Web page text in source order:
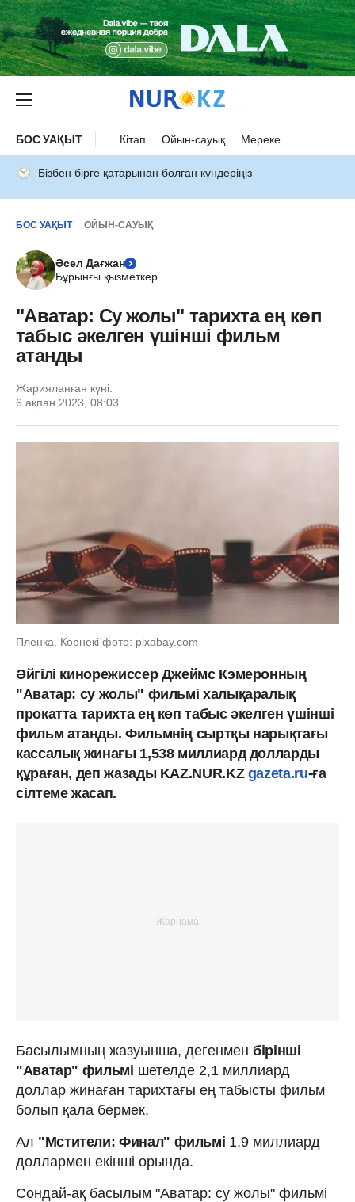
БОС УАҚЫТ Кітап Ойын-сауық Мереке
Бізбен бірге қатарынан болған күндеріңіз
БОС УАҚЫТ ОЙЫН-САУЫҚ
Әсел Дағжан
Бұрынғы қызметкер
"Аватар: Су жолы" тарихта ең көп
табыс әкелген үшінші фильм
атанды
Жарияланған күні:
6 ақпан 2023, 08:03
Пленка. Көрнекі фото: pixabay.com
Әйгілі кинорежиссер Джеймс Кэмеронның
"Аватар: су жолы" фильмі халықаралық
прокатта тарихта ең көп табыс әкелген үшінші
фильм атанды. Фильмнің сыртқы нарықтағы
кассалық жинағы 1,538 миллиард долларды
құраған, деп жазады KAZ.NUR.KZ gazeta.ru-ға
сілтеме жасап.
Басылымның жазуынша, дегенмен бірінші
"Аватар" фильмі шетелде 2,1 миллиард
доллар жинаған тарихтағы ең табысты фильм
болып қала бермек.
Ал "Мстители: Финал" фильмі 1,9 миллиард
доллармен екінші орында.
Сондай-ақ басылым "Аватар: су жолы" фильмі